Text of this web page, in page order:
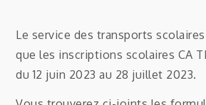
Le service des transports
que les inscriptions scolaires CA
du 12 juin 2023 au 28 juillet 2023.